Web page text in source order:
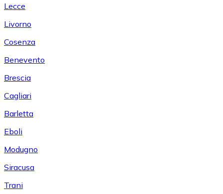
Lecce
Livorno
Cosenza
Benevento
Brescia
Cagliari
Barletta
Eboli
Modugno
Siracusa
Trani